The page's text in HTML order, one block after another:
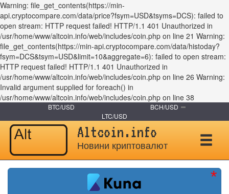
Warning: file_get_contents(https://min-
api.cryptocompare.com/data/price?fsym=USD&tsyms=DCS): failed to
open stream: HTTP request failed! HTTP/1.1 401 Unauthorized in
/usr/home/www/altcoin.info/web/includes/coin.php on line 21 Warning:
file_get_contents(https://min-api.cryptocompare.com/data/histoday?
fsym=DCS&tsym=USD&limit=10&aggregate=6): failed to open stream:
HTTP request failed! HTTP/1.1 401 Unauthorized in
/usr/home/www/altcoin.info/web/includes/coin.php on line 26 Warning:
Invalid argument supplied for foreach() in
/usr/home/www/altcoin.info/web/includes/coin.php on line 38
BTC/USD
BCH/USD
LTC/USD
Altcoin.info
Новини криптовалют